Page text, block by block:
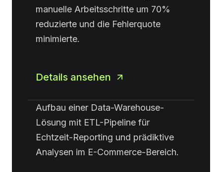
manuelle Arbeitsschritte um 70%
reduzierte und die Fehlerquote
minimierte.
Details ansehen
Aufbau einer Data-Warehouse-
Lösung mit ETL-Pipeline für
Echtzeit-Reporting und prädiktive
Analysen im E-Commerce-Bereich.